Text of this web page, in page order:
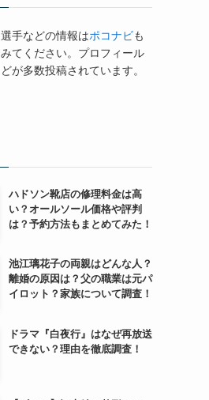
手などの情報はポコナビも
てください。プロフィール
が多数投稿されています。
ハドソン靴店の修理料金は高
い？オールソール価格や評判
は？予約方法もまとめてみた！
池江璃花子の両親はどんな人？
離婚の原因は？父の職業は元パ
イロット？家族について調査！
ドラマ『白夜行』はなぜ再放送
できない？理由を徹底調査！